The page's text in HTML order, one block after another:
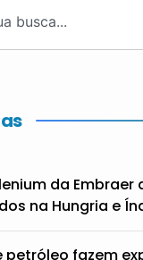
da
na Hungria e
petróleo fazem